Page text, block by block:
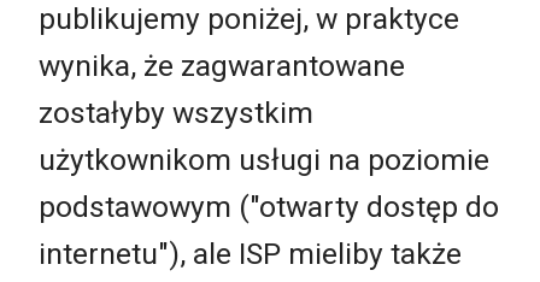
publikujemy poniżej, w praktyce
wynika, że zagwarantowane
zostałyby wszystkim
użytkownikom usługi na poziomie
podstawowym ("otwarty dostęp do
internetu"), ale ISP mieliby także